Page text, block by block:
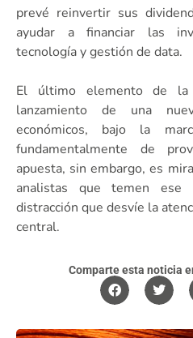
prevé reinvertir sus
ayudar a financiar las
tecnología y gestión de data.
El último elemento de
lanzamiento de una
económicos, bajo la
fundamentalmente de
apuesta, sin embargo, es
analistas que temen ese
distracción que desvíe la
central.
Comparte esta noticia